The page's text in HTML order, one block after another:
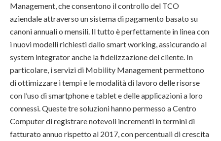
Management, che consentono il controllo del TCO
aziendale attraverso un sistema di pagamento basato su
canoni annuali o mensili. Il tutto è perfettamente in linea con
i nuovi modelli richiesti dallo smart working, assicurando al
system integrator anche la fidelizzazione del cliente. In
particolare, i servizi di Mobility Management permettono
di ottimizzare i tempi e le modalità di lavoro delle risorse
con l’uso di smartphone e tablet e delle applicazioni a loro
connessi. Queste tre soluzioni hanno permesso a Centro
Computer di registrare notevoli incrementi in termini di
fatturato annuo rispetto al 2017, con percentuali di crescita